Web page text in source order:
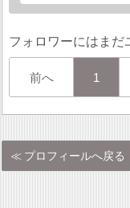
フォロワーにはまだ
前へ 1
プロフィールへ戻る